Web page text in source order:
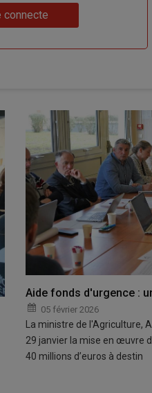
connecte
Aide fonds d'urgence :
05 février 2026
La ministre de l'Agriculture,
29 janvier la mise en œuvre
40 millions d’euros à destin